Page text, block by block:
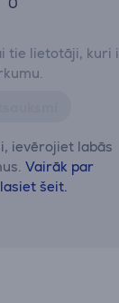
tie lietotāji, kuri
ievērojiet labās
Vairāk par
šeit.